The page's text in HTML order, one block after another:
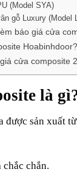
(Model SYA)
gỗ Luxury (Model
báo giá cửa
Hoabinhdoor?
cửa composite
là
được sản xuất từ
chắn.